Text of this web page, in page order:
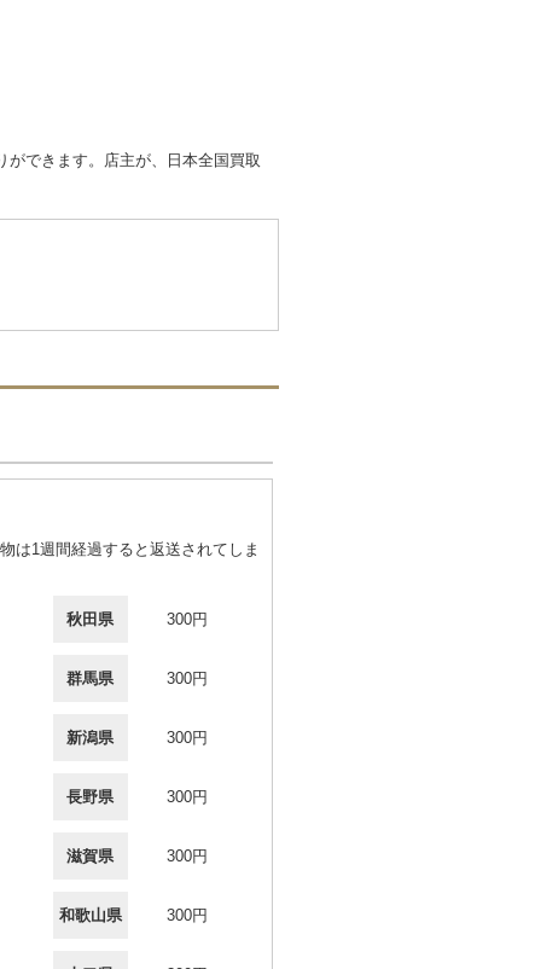
できます。店主が、日本全国買取
は1週間経過すると返送されてしま
秋田県 300円
群馬県 300円
新潟県 300円
長野県 300円
滋賀県 300円
和歌山県 300円